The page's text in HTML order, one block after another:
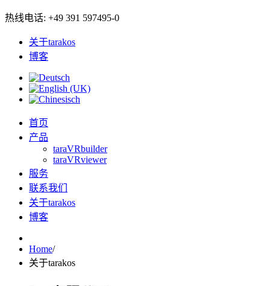
热线电话: +49 391 597495-0
关于tarakos
博客
首页
产品
taraVRbuilder
taraVRviewer
服务
联系我们
关于tarakos
博客
Home/
关于tarakos